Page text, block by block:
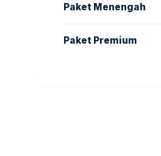
Paket Menengah
Paket Premium